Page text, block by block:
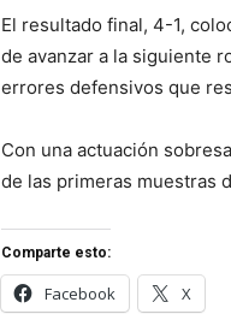
El resultado final, 4-1,
de avanzar a la siguiente
errores defensivos que
Con una actuación
de las primeras muestras
Comparte esto:
Facebook X